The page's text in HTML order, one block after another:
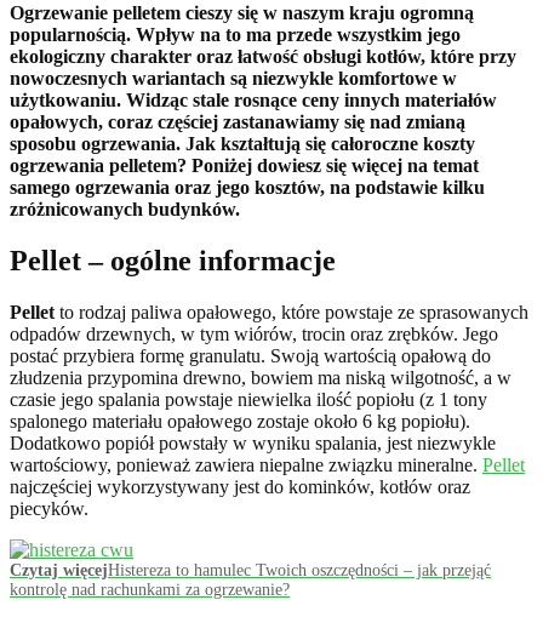
Ogrzewanie pelletem cieszy się w naszym kraju ogromną
popularnością. Wpływ na to ma przede wszystkim jego
ekologiczny charakter oraz łatwość obsługi kotłów, które przy
nowoczesnych wariantach są niezwykle komfortowe w
użytkowaniu. Widząc stale rosnące ceny innych materiałów
opałowych, coraz częściej zastanawiamy się nad zmianą
sposobu ogrzewania. Jak kształtują się całoroczne koszty
ogrzewania pelletem? Poniżej dowiesz się więcej na temat
samego ogrzewania oraz jego kosztów, na podstawie kilku
zróżnicowanych budynków.
Pellet – ogólne informacje
Pellet to rodzaj paliwa opałowego, które powstaje ze sprasowanych
odpadów drzewnych, w tym wiórów, trocin oraz zrębków. Jego
postać przybiera formę granulatu. Swoją wartością opałową do
złudzenia przypomina drewno, bowiem ma niską wilgotność, a w
czasie jego spalania powstaje niewielka ilość popiołu (z 1 tony
spalonego materiału opałowego zostaje około 6 kg popiołu).
Dodatkowo popiół powstały w wyniku spalania, jest niezwykle
wartościowy, ponieważ zawiera niepalne związku mineralne. Pellet
najczęściej wykorzystywany jest do kominków, kotłów oraz
piecyków.
Czytaj więcejHistereza to hamulec Twoich oszczędności – jak przejąć
kontrolę nad rachunkami za ogrzewanie?